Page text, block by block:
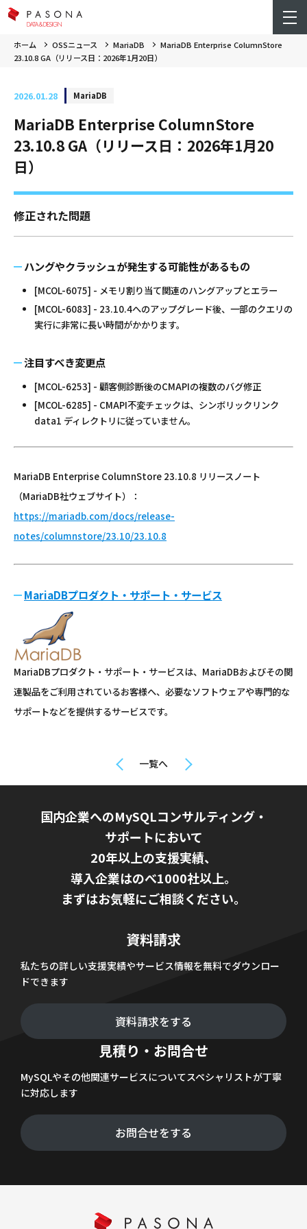
ホーム OSSニュース MariaDB
MariaDB Enterprise ColumnStore
23.10.8 GA（リリース日：2026年1月20日）
2026.01.28 MariaDB
MariaDB Enterprise ColumnStore
23.10.8 GA（リリース日：2026年1月20
日）
修正された問題
ハングやクラッシュが発生する可能性があるもの
[MCOL-6075] - メモリ割り当て関連のハングアップとエラー
[MCOL-6083] - 23.10.4へのアップグレード後、一部のクエリの
実行に非常に長い時間がかかります。
注目すべき変更点
[MCOL-6253] - 顧客側診断後のCMAPIの複数のバグ修正
[MCOL-6285] - CMAPI不変チェックは、シンボリックリンク
data1 ディレクトリに従っていません。
MariaDB Enterprise ColumnStore 23.10.8 リリースノート
（MariaDB社ウェブサイト）：
https://mariadb.com/docs/release-
notes/columnstore/23.10/23.10.8
MariaDBプロダクト・サポート・サービス
MariaDBプロダクト・サポート・サービスは、MariaDBおよびその関
連製品をご利用されているお客様へ、必要なソフトウェアや専門的な
サポートなどを提供するサービスです。
一覧へ
国内企業へのMySQLコンサルティング・
サポートにおいて
20年以上の支援実績、
導入企業はのべ1000社以上。
まずはお気軽にご相談ください。
資料請求
私たちの詳しい支援実績やサービス情報を無料でダウンロー
ドできます
資料請求をする
見積り・お問合せ
MySQLやその他関連サービスについてスペシャリストが丁寧
に対応します
お問合せをする